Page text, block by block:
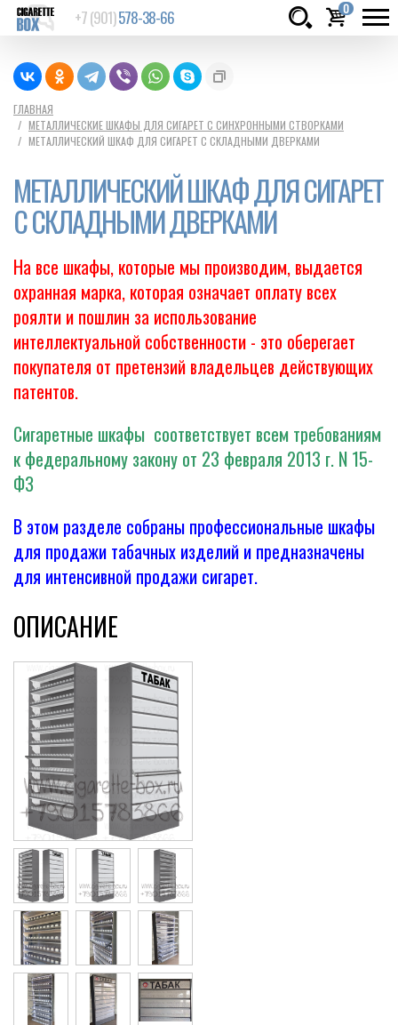
Cigarette
+7 (901)578-38-66 0
руб.
ГЛАВНАЯ
МЕТАЛЛИЧЕСКИЕ ШКАФЫ ДЛЯ СИГАРЕТ С СИНХРОННЫМИ СТВОРКАМИ
МЕТАЛЛИЧЕСКИЙ ШКАФ ДЛЯ СИГАРЕТ С СКЛАДНЫМИ ДВЕРКАМИ
МЕТАЛЛИЧЕСКИЙ ШКАФ ДЛЯ СИГАРЕТ
С СКЛАДНЫМИ ДВЕРКАМИ
На все шкафы, которые мы производим, выдается
охранная марка, которая означает оплату всех
роялти и пошлин за использование
интеллектуальной собственности - это оберегает
покупателя от претензий владельцев действующих
патентов.
Сигаретные шкафы соответствует всем требованиям
к федеральному закону от 23 февраля 2013 г. N 15-
ФЗ
В этом разделе собраны профессиональные шкафы
для продажи табачных изделий и предназначены
для интенсивной продажи сигарет.
ОПИСАНИЕ